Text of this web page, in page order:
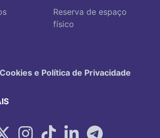
Reserva de espaço
físico
e Política de Privacidade